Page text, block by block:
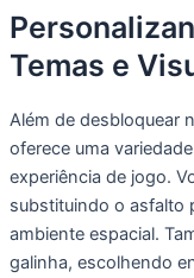
Temas e
Além de desbloquear
oferece uma
experiência de jogo.
substituindo o asfalto
ambiente espacial.
galinha, escolhendo